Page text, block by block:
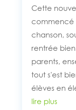
Cette
commencé
chanson,
rentrée
parents,
tout s'est
élèves en
lire plus